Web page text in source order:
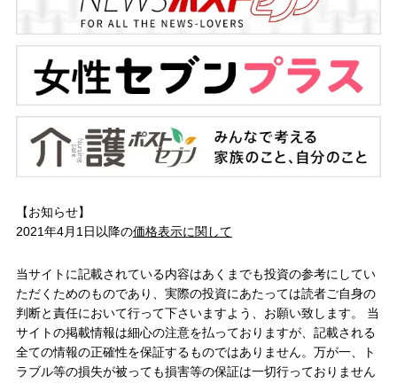
【お知らせ】
2021年4月1日以降の価格表示に関して
当サイトに記載されている内容はあくまでも投資の参考にしてい
ただくためのものであり、実際の投資にあたっては読者ご自身の
判断と責任において行って下さいますよう、お願い致します。 当
サイトの掲載情報は細心の注意を払っておりますが、記載される
全ての情報の正確性を保証するものではありません。万が一、ト
ラブル等の損失が被っても損害等の保証は一切行っておりません